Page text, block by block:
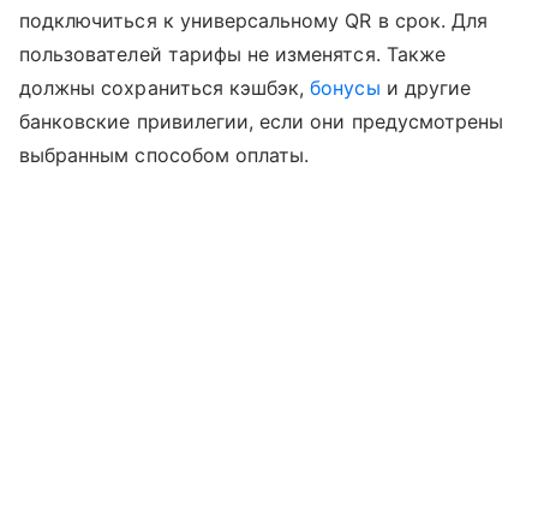
подключиться к универсальному QR в срок. Для
пользователей тарифы не изменятся. Также
должны сохраниться кэшбэк,бонусы и другие
банковские привилегии, если они предусмотрены
выбранным способом оплаты.